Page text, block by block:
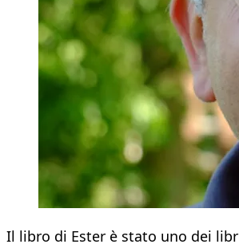
Il libro di Ester è stato uno dei